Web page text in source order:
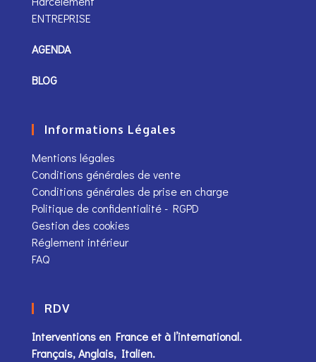
ENTREPRISE
AGENDA
BLOG
Informations Légales
Mentions légales
Conditions générales de vente
Conditions générales de prise en charge
Politique de confidentialité - RGPD
Gestion des cookies
Réglement intérieur
FAQ
RDV
Interventions en France et à l’international.
Français, Anglais, Italien.